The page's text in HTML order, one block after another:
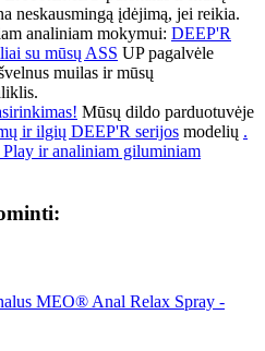
neskausmingą įdėjimą, jei reikia.
analiniam mokymui: DEEP'R
su mūsų ASS UP pagalvėle
muilas ir mūsų
Mūsų dildo parduotuvėje
ir ilgių DEEP'R serijos modelių .
ir analiniam giluminiam